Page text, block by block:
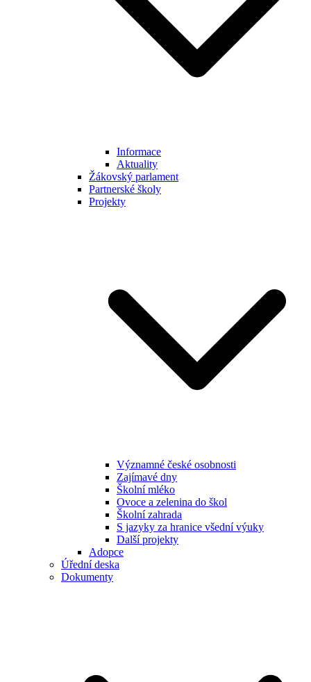
Informace
Aktuality
Žákovský parlament
Partnerské školy
Projekty
Významné české osobnosti
Zajímavé dny
Školní mléko
Ovoce a zelenina do škol
Školní zahrada
S jazyky za hranice všední výuky
Další projekty
Adopce
Úřední deska
Dokumenty